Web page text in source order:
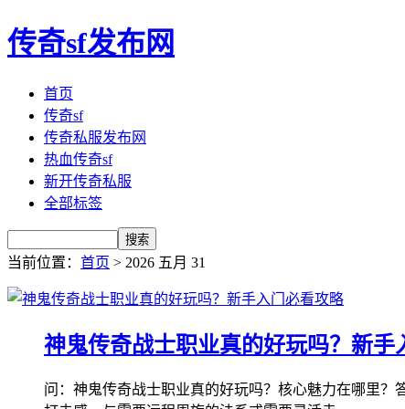
传奇sf发布网
首页
传奇sf
传奇私服发布网
热血传奇sf
新开传奇私服
全部标签
当前位置： 首页 > 2026 五月 31
神鬼传奇战士职业真的好玩吗？新手
问：神鬼传奇战士职业真的好玩吗？核心魅力在哪里